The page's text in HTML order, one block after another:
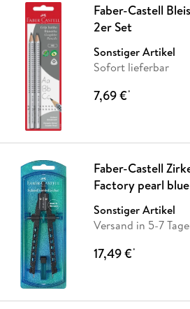
Faber-Castell
2er Set
Sonstiger Artikel
Sofort lieferbar
7,69 €*
Faber-Castell
Factory pearl blue
Sonstiger Artikel
Versand in 5-7
17,49 €*